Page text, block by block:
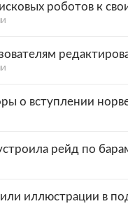
роботов к
о вступлении
рейд по
иллюстрации в